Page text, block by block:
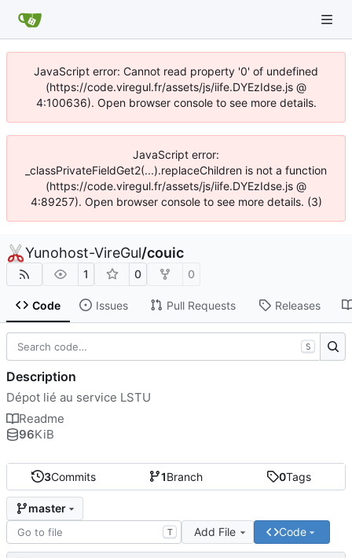
JavaScript error: Cannot read property '0' of undefined
(https://code.viregul.fr/assets/js/iife.DYEzIdse.js @
4:100636). Open browser console to see more details.
JavaScript error:
_classPrivateFieldGet2(...).replaceChildren is not a function
(https://code.viregul.fr/assets/js/iife.DYEzIdse.js @
4:89257). Open browser console to see more details. (3)
Yunohost-VireGul/couic
1 0 0
Code Issues Pull Requests Releases
3Commits 1Branch 0Tags
master
T Add File Code
S
Description
Dépot lié au service LSTU
Readme
96KiB